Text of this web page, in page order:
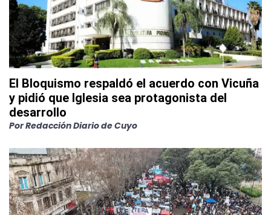
El Bloquismo respaldó el acuerdo con Vicuña
y pidió que Iglesia sea protagonista del
desarrollo
PorRedacción Diario de Cuyo